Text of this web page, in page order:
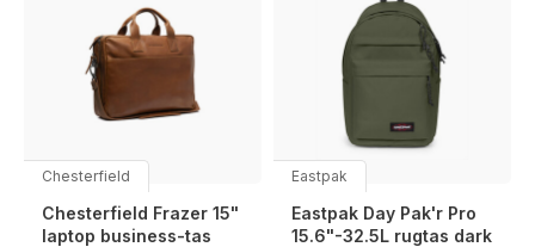
Chesterfield
Chesterfield Frazer 15"
laptop business-tas
Eastpak
Eastpak Day Pak'r Pro
15.6"-32.5L rugtas dark